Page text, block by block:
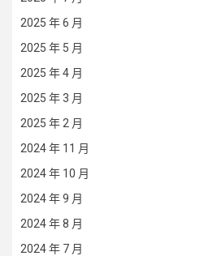
2025 年 6 月
2025 年 5 月
2025 年 4 月
2025 年 3 月
2025 年 2 月
2024 年 11 月
2024 年 10 月
2024 年 9 月
2024 年 8 月
2024 年 7 月